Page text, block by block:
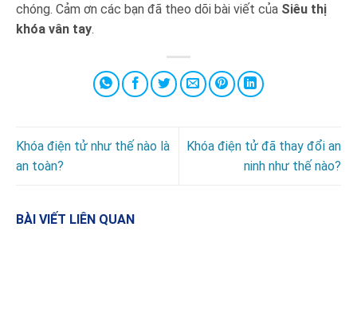
chóng. Cảm ơn các bạn đã theo dõi bài viết của Siêu thị
khóa vân tay.
Khóa điện tử như thế nào là
an toàn?
Khóa điện tử đã thay đổi an
ninh như thế nào?
BÀI VIẾT LIÊN QUAN